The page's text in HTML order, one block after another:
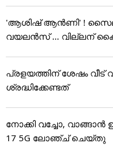
'ആശിഷ് ആൻണി' !
വയലൻസ് ... വില്ലന്
പ്രളയത്തിന് ശേഷം
ശ്രദ്ധിക്കേണ്ടത്
നോക്കി വച്ചോ, വാങ്ങാൻ
17 5G ലോഞ്ച് ചെയ്തു